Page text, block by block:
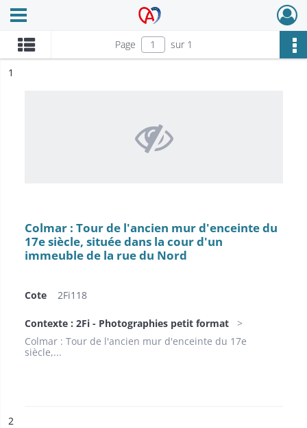
Archives Alsace - Colmar
Ouvrir le menu déroulant
Page sur 1
n°
1
Colmar : Tour de l'ancien mur d'enceinte du
17e siècle, située dans la cour d'un
immeuble de la rue du Nord
Cote 2Fi118
Contexte : 2Fi - Photographies petit format
Colmar : Tour de l'ancien mur d'enceinte du 17e
siècle,...
n°
2